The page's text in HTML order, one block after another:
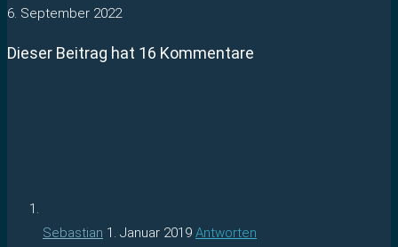
6. September 2022
Dieser Beitrag hat 16 Kommentare
Sebastian 1. Januar 2019 Antworten